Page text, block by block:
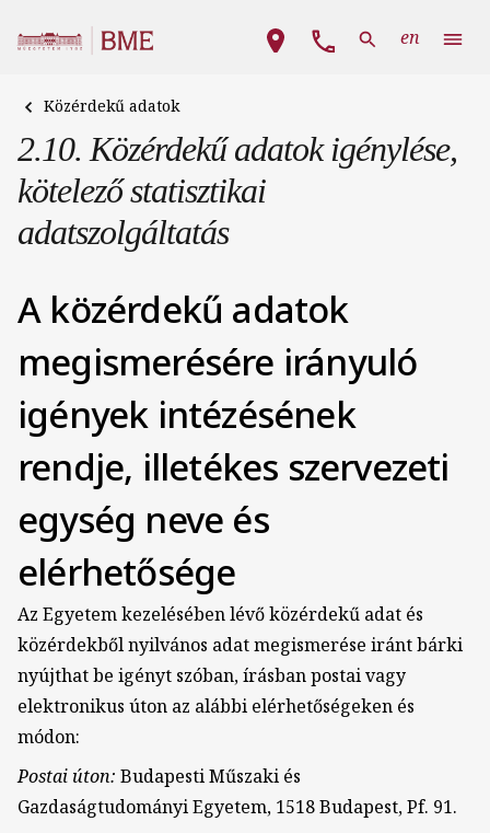
Fő navigáció
en
Közérdekű adatok
2.10. Közérdekű adatok igénylése,
kötelező statisztikai
adatszolgáltatás
A közérdekű adatok
megismerésére irányuló
igények intézésének
rendje, illetékes szervezeti
egység neve és
elérhetősége
Az Egyetem kezelésében lévő közérdekű adat és
közérdekből nyilvános adat megismerése iránt bárki
nyújthat be igényt szóban, írásban postai vagy
elektronikus úton az alábbi elérhetőségeken és
módon:
Postai úton: Budapesti Műszaki és
Gazdaságtudományi Egyetem, 1518 Budapest, Pf. 91.